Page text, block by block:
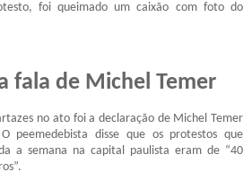
foi queimado um caixão com foto do
fala de Michel Temer
no ato foi a declaração de Michel Temer
peemedebista disse que os protestos que
a semana na capital paulista eram de “40